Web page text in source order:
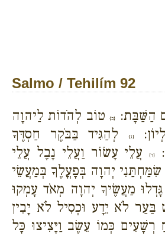
Salmo / Tehilím 92
הַשַּׁבָּת: {ב}טוֹב לְהֹדוֹת לַיהוָה
{ג}
לְהַגִּיד בַּבֹּקֶר חַסְדֶּךָ
{ד}עֲלֵי עָשׂוֹר וַעֲלֵי נָבֶל עֲלֵי
שִׂמַּחְתַּנִי יְהוָה בְּפָעֳלֶךָ בְּמַעֲשֵׂי
מַעֲשֶׂיךָ יְהוָה מְאֹד עָמְקוּ
בַּעַר לֹא יֵדָע וּכְסִיל לֹא יָבִין
רְשָׁעִים כְּמוֹ עֵשֶׂב וַיָּצִיצוּ כָּל